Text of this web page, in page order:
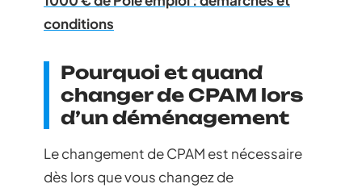
conditions
Pourquoi et quand
changer de CPAM lors
d’un déménagement
Le changement de CPAM est nécessaire
dès lors que vous changez de